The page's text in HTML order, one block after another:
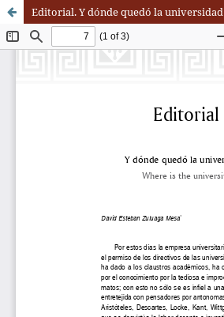
Editorial. Y dónde quedó la universidad